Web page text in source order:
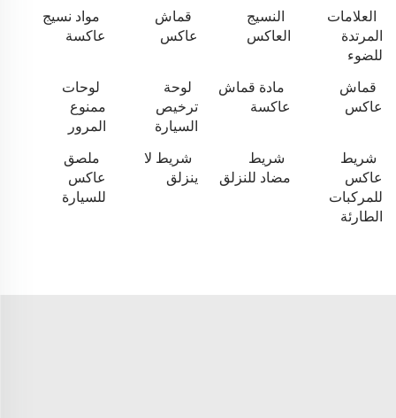
العلامات
المرتدة
للضوء
النسيج
العاكس
قماش
عاكس
مواد نسيج
عاكسة
قماش
عاكس
مادة قماش
عاكسة
لوحة
ترخيص
السيارة
لوحات
ممنوع
المرور
شريط
عاكس
للمركبات
الطارئة
شريط
مضاد للنزلق
شريط لا
ينزلق
ملصق
عاكس
للسيارة